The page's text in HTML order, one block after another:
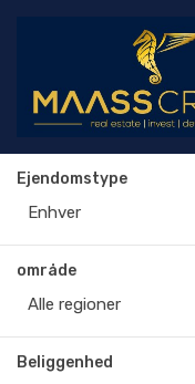
Ejendomstype
Enhver
område
Alle regioner
Beliggenhed